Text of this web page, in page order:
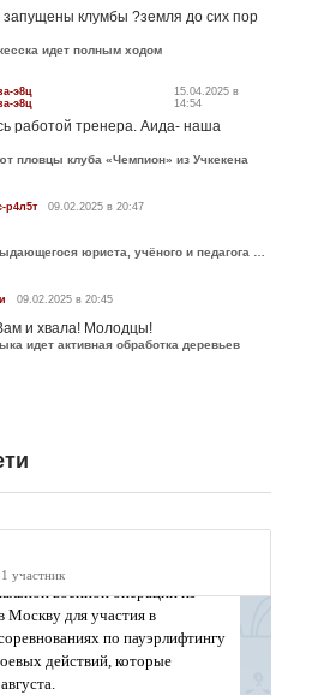
клумбы ?земля до сих пор
идет полным ходом
э8ц
э8ц
15.04.2025 в
14:54
работой тренера. Аида- наша
пловцы клуба «Чемпион» из Учкекена
р4л5т 09.02.2025 в 20:47
09.02.2025 в 20:45
и хвала! Молодцы!
идет активная обработка деревьев